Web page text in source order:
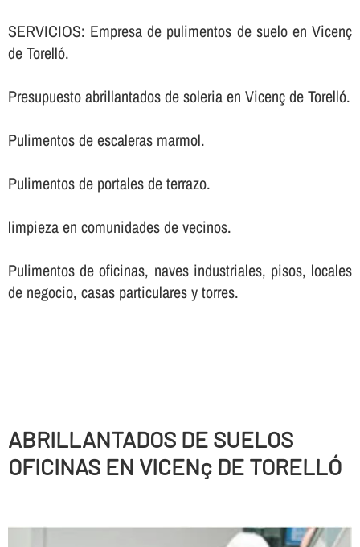
SERVICIOS: Empresa de pulimentos de suelo en Vicenç
de Torelló.
Presupuesto abrillantados de soleria en Vicenç de Torelló.
Pulimentos de escaleras marmol.
Pulimentos de portales de terrazo.
limpieza en comunidades de vecinos.
Pulimentos de oficinas, naves industriales, pisos, locales
de negocio, casas particulares y torres.
ABRILLANTADOS DE SUELOS
OFICINAS EN VICENç DE TORELLÓ